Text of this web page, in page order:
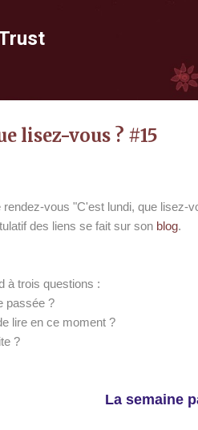
lisez-vous ? #15
vous "C'est lundi, que lisez-
des liens se fait sur son blog.
à trois questions :
passée ?
lire en ce moment ?
?
La semaine